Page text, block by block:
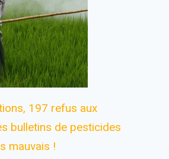
197 refus aux
bulletins de pesticides
mauvais !